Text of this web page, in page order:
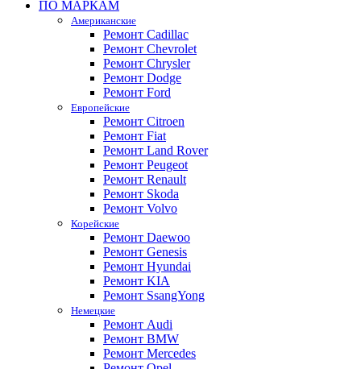
ПО МАРКАМ
Американские
Ремонт Cadillac
Ремонт Chevrolet
Ремонт Chrysler
Ремонт Dodge
Ремонт Ford
Европейские
Ремонт Citroen
Ремонт Fiat
Ремонт Land Rover
Ремонт Peugeot
Ремонт Renault
Ремонт Skoda
Ремонт Volvo
Корейские
Ремонт Daewoo
Ремонт Genesis
Ремонт Hyundai
Ремонт KIA
Ремонт SsangYong
Немецкие
Ремонт Audi
Ремонт BMW
Ремонт Mercedes